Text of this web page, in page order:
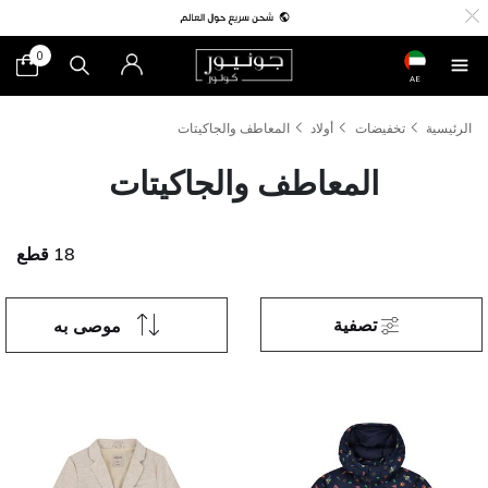
AE
0
الرئيسية تخفيضات أولاد المعاطف والجاكيتات
المعاطف والجاكيتات
18 قطع
موصى به تصفية